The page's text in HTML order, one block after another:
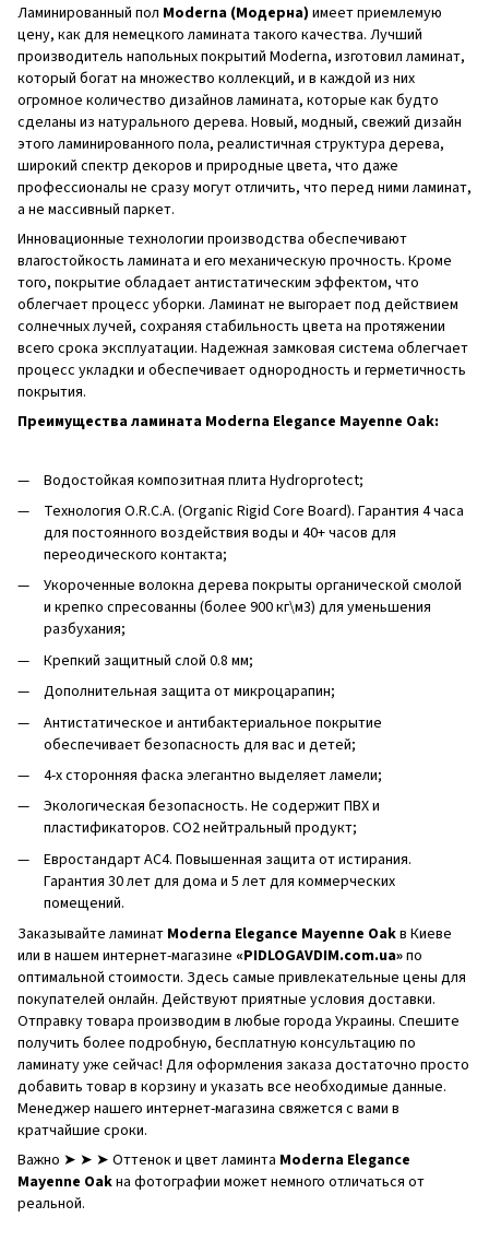
Ламинированный пол Moderna (Модерна) имеет приемлемую
цену, как для немецкого ламината такого качества. Лучший
производитель напольных покрытий Moderna, изготовил ламинат,
который богат на множество коллекций, и в каждой из них
огромное количество дизайнов ламината, которые как будто
сделаны из натурального дерева. Новый, модный, свежий дизайн
этого ламинированного пола, реалистичная структура дерева,
широкий спектр декоров и природные цвета, что даже
профессионалы не сразу могут отличить, что перед ними ламинат,
а не массивный паркет.
Инновационные технологии производства обеспечивают
влагостойкость ламината и его механическую прочность. Кроме
того, покрытие обладает антистатическим эффектом, что
облегчает процесс уборки. Ламинат не выгорает под действием
солнечных лучей, сохраняя стабильность цвета на протяжении
всего срока эксплуатации. Надежная замковая система облегчает
процесс укладки и обеспечивает однородность и герметичность
покрытия.
Преимущества ламината Moderna Elegance Mayenne Oak:
Водостойкая композитная плита Hydroprotect;
Технология O.R.C.A. (Organic Rigid Core Board). Гарантия 4 часа
для постоянного воздействия воды и 40+ часов для
переодического контакта;
Укороченные волокна дерева покрыты органической смолой
и крепко спресованны (более 900 кг\м3) для уменьшения
разбухания;
Крепкий защитный слой 0.8 мм;
Дополнительная защита от микроцарапин;
Антистатическое и антибактериальное покрытие
обеспечивает безопасность для вас и детей;
4-х сторонняя фаска элегантно выделяет ламели;
Экологическая безопасность. Не содержит ПВХ и
пластификаторов. CO2 нейтральный продукт;
Евростандарт AC4. Повышенная защита от истирания.
Гарантия 30 лет для дома и 5 лет для коммерческих
помещений.
Заказывайте ламинат Moderna Elegance Mayenne Oakв Киеве
или в нашем интернет-магазине «PIDLOGAVDIM.com.ua»по
оптимальной стоимости. Здесь самые привлекательные цены для
покупателей онлайн. Действуют приятные условия доставки.
Отправку товара производим в любые города Украины. Спешите
получить более подробную, бесплатную консультацию по
ламинату уже сейчас! Для оформления заказа достаточно просто
добавить товар в корзину и указать все необходимые данные.
Менеджер нашего интернет-магазина свяжется с вами в
кратчайшие сроки.
Важно ➤ ➤ ➤ Оттенок и цвет ламинта Moderna Elegance
Mayenne Oakна фотографии может немного отличаться от
реальной.